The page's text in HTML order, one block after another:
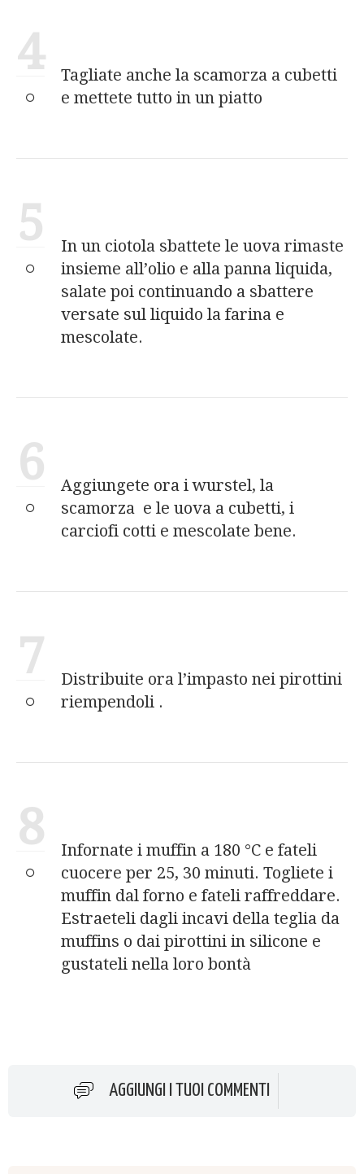
4
Tagliate anche la scamorza a cubetti
e mettete tutto in un piatto
5
In un ciotola sbattete le uova rimaste
insieme all’olio e alla panna liquida,
salate poi continuando a sbattere
versate sul liquido la farina e
mescolate.
6
Aggiungete ora i wurstel, la
scamorza e le uova a cubetti, i
carciofi cotti e mescolate bene.
7
Distribuite ora l’impasto nei pirottini
riempendoli .
8
Infornate i muffin a 180 °C e fateli
cuocere per 25, 30 minuti. Togliete i
muffin dal forno e fateli raffreddare.
Estraeteli dagli incavi della teglia da
muffins o dai pirottini in silicone e
gustateli nella loro bontà
AGGIUNGI I TUOI COMMENTI